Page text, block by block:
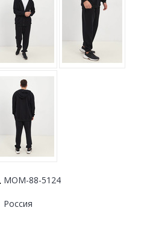
MOM-88-5124
Россия